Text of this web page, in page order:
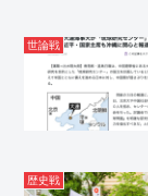
世論戦
歴史戦